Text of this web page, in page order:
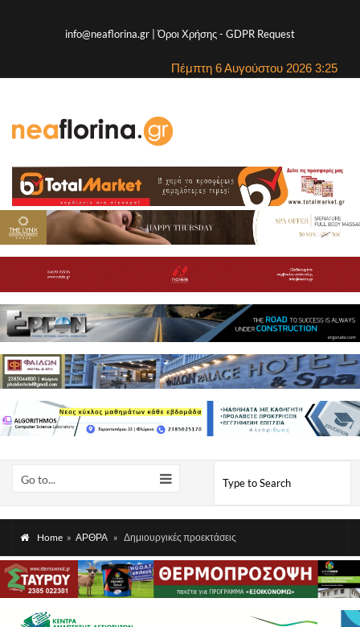
info@neaflorina.gr |Όροι Χρήσης- GDPR Request
Πέμπτη 6 Αυγούστου 2026 3:25
Go to...
Home » ΑΡΘΡΑ » Δημιουργικές προεκτάσεις